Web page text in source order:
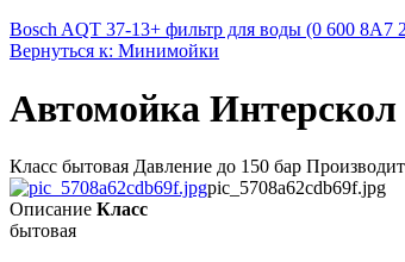
Bosch AQT 37-13+ фильтр для воды (0 600 8A7
Вернуться к: Минимойки
Автомойка
Класс бытовая Давление до 150 бар
pic_5708a62cdb69f.jpg
Описание Класс
бытовая